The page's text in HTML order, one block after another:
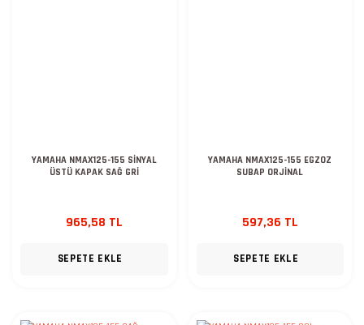
YAMAHA NMAX125-155 SİNYAL
ÜSTÜ KAPAK SAĞ GRİ
965,58 TL
SEPETE EKLE
YAMAHA NMAX125-155 EGZOZ
SUBAP ORJİNAL
597,36 TL
SEPETE EKLE